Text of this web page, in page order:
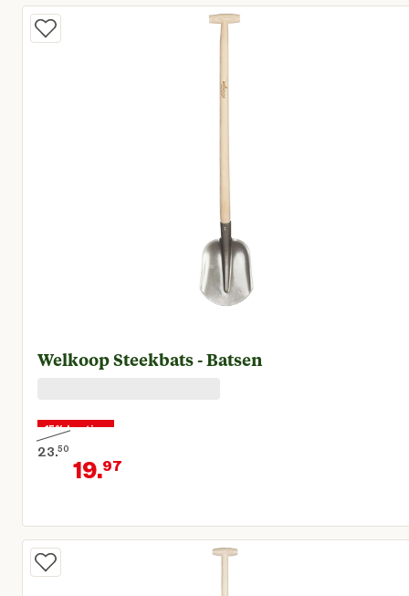
Welkoop Steekbats - Batsen
15% korting
23.50
Oorspronkelijke prijs € 23,50
19.97
Huidige prijs € 19,97